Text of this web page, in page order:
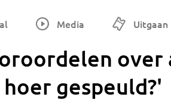
Media Uitgaan
over
gespeuld?'